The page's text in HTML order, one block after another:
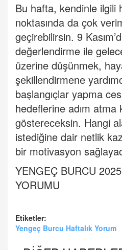
Bu hafta, kendinle ilgili
noktasında da çok
geçirebilirsin. 9 Kasım’
değerlendirme ile
üzerine düşünmek,
şekillendirmene
başlangıçlar yapma
hedeflerine adım atma
göstereceksin. Hangi
istediğine dair netlik
bir motivasyon
YENGEÇ BURCU
YORUMU
Etiketler:
Yengeç Burcu Haftalık Yorum